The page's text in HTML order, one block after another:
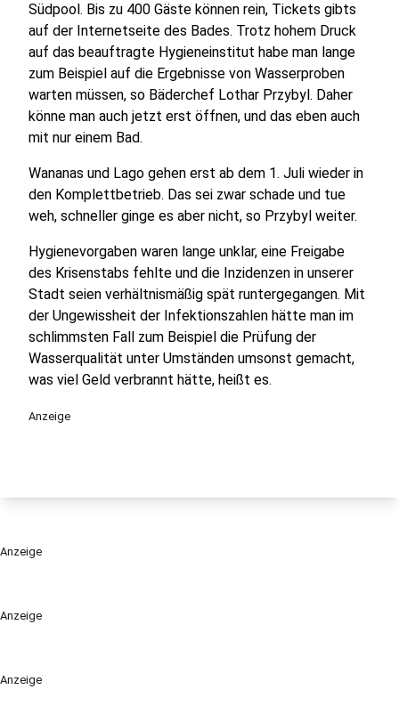
Anzeige
Anzeige
Südpool. Bis zu 400 Gäste können rein, Tickets gibts
auf der Internetseite des Bades. Trotz hohem Druck
auf das beauftragte Hygieneinstitut habe man lange
zum Beispiel auf die Ergebnisse von Wasserproben
warten müssen, so Bäderchef Lothar Przybyl. Daher
könne man auch jetzt erst öffnen, und das eben auch
mit nur einem Bad.
Wananas und Lago gehen erst ab dem 1. Juli wieder in
den Komplettbetrieb. Das sei zwar schade und tue
weh, schneller ginge es aber nicht, so Przybyl weiter.
Hygienevorgaben waren lange unklar, eine Freigabe
des Krisenstabs fehlte und die Inzidenzen in unserer
Stadt seien verhältnismäßig spät runtergegangen. Mit
der Ungewissheit der Infektionszahlen hätte man im
schlimmsten Fall zum Beispiel die Prüfung der
Wasserqualität unter Umständen umsonst gemacht,
was viel Geld verbrannt hätte, heißt es.
Anzeige
Anzeige